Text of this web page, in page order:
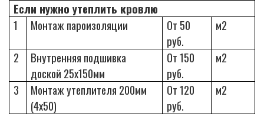
Если нужно утеплить кровлю
1
Монтаж пароизоляции
От 50
руб.
м2
2
Внутренняя подшивка
доской 25х150мм
От 150
руб.
м2
3
Монтаж утеплителя 200мм
(4х50)
От 120
руб.
м2